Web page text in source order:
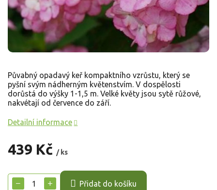
439 Kč / ks
cena:
+
− Přidat do košíku
Půvabný opadavý keř kompaktního vzrůstu, který se
pyšní svým nádherným květenstvím. V dospělosti
dorůstá do výšky 1-1,5 m. Velké květy jsou sytě růžové,
nakvétají od července do září.
Detailní informace